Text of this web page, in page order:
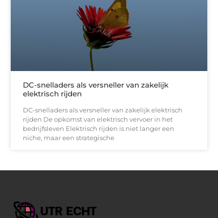
DC-snelladers als versneller van zakelijk
elektrisch rijden
DC-snelladers als versneller van zakelijk elektrisch
rijden De opkomst van elektrisch vervoer in het
bedrijfsleven Elektrisch rijden is niet langer een
niche, maar een strategische